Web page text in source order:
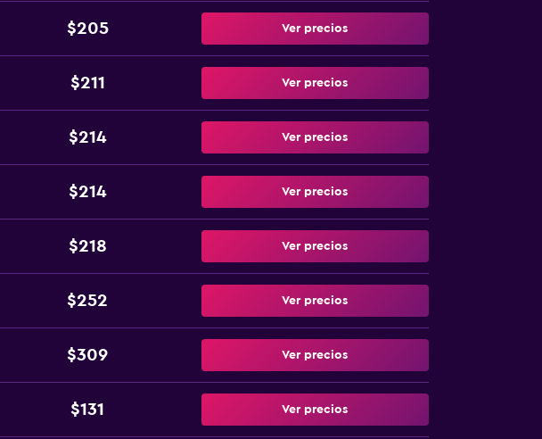
$205 Ver precios
$211 Ver precios
$214 Ver precios
$214 Ver precios
$218 Ver precios
$252 Ver precios
$309 Ver precios
$131 Ver precios